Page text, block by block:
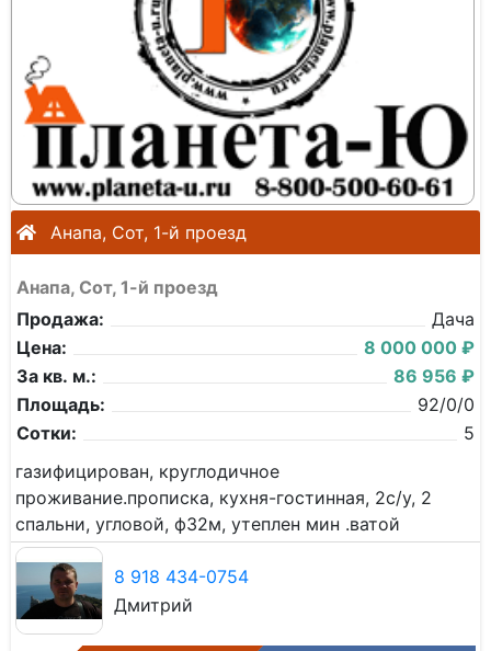
Анапа, Сот, 1-й проезд
Анапа, Сот, 1-й проезд
Продажа:
Дача
Цена:
8 000 000 ₽
За кв. м.:
86 956 ₽
Площадь:
92/0/0
Сотки:
5
газифицирован, круглодичное
проживание.прописка, кухня-гостинная, 2с/у, 2
спальни, угловой, ф32м, утеплен мин .ватой
8 918 434-0754
Дмитрий